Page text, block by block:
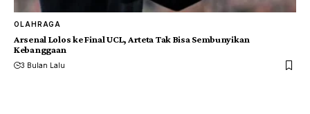
OLAHRAGA
Arsenal Lolos ke Final UCL, Arteta Tak Bisa Sembunyikan
Kebanggaan
3 Bulan Lalu